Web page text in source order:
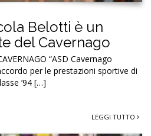
Belotti è un
del Cavernago
“ASD Cavernago
per le prestazioni sportive di
’94 […]
LEGGI TUTTO